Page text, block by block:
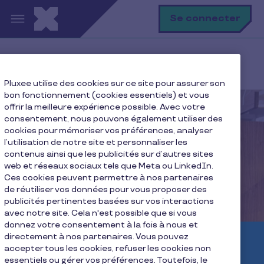
Aller au contenu principal Se connecter
Boostez votre activité
Pluxee utilise des cookies sur ce site pour assurer son
bon fonctionnement (cookies essentiels) et vous
offrir la meilleure expérience possible. Avec votre
consentement, nous pouvons également utiliser des
cookies pour mémoriser vos préférences, analyser
l’utilisation de notre site et personnaliser les
contenus ainsi que les publicités sur d’autres sites
web et réseaux sociaux tels que Meta ou LinkedIn.
Ces cookies peuvent permettre à nos partenaires
de réutiliser vos données pour vous proposer des
publicités pertinentes basées sur vos interactions
avec notre site. Cela n'est possible que si vous
donnez votre consentement à la fois à nous et
directement à nos partenaires. Vous pouvez
accepter tous les cookies, refuser les cookies non
essentiels ou gérer vos préférences. Toutefois, le